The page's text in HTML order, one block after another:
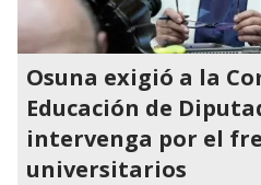
Osuna exigió a la
Educación de
intervenga por el
universitarios